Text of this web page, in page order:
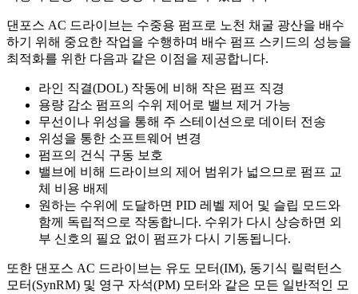
댄포스 AC 드라이브는 수중용 펌프로 노천 채굴 광산을 배수
하기 위해 중요한 작업을 수행하며 배수 펌프 스키드의 성능을
최적화를 위한 다음과 같은 이점을 제공합니다.
라인 직결(DOL) 작동에 비해 작은 펌프 직경
용량 감소 펌프의 수위 제어로 밸브 제거 가능
무선이나 위성을 통해 주 스테이션으로 데이터 전송
위성을 통한 소프트웨어 변경
펌프의 건식 구동 보호
밸브에 비해 드라이브의 제어 범위가 넓으므로 펌프 교
체 비용 배제
원하는 수위에 도달하면 PID 레벨 제어 및 슬립 모드와
함께 독립적으로 작동합니다. 수위가 다시 상승하면 외
부 신호의 필요 없이 펌프가 다시 기동됩니다.
또한 댄포스 AC 드라이브는 유도 모터(IM), 동기식 릴럭턴스
모터(SynRM) 및 영구 자석(PM) 모터와 같은 모든 일반적인 모